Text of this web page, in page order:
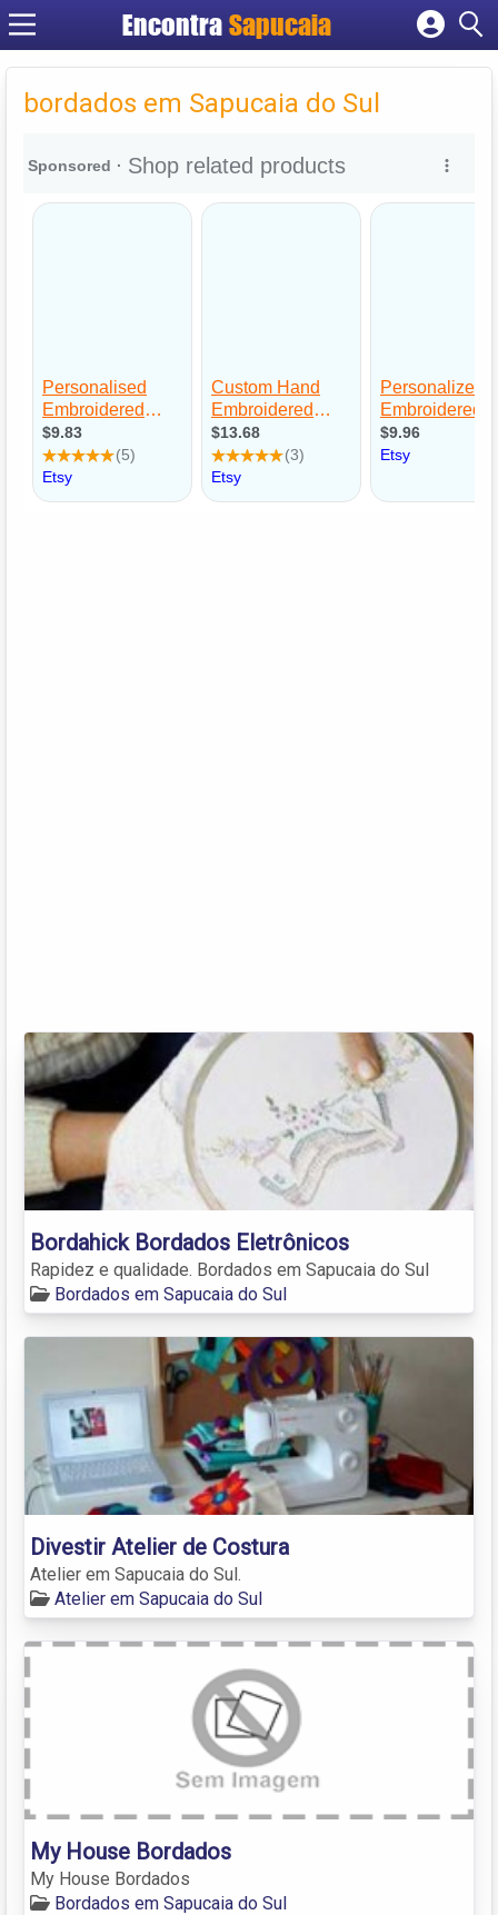
Encontra
Cadastrar empresa
Criar conta
bordados em Sapucaia do Sul
Bordahick Bordados Eletrônicos
Rapidez e qualidade. Bordados em Sapucaia do Sul
Bordados em Sapucaia do Sul
Divestir Atelier de Costura
Atelier em Sapucaia do Sul.
Atelier em Sapucaia do Sul
My House Bordados
My House Bordados
Bordados em Sapucaia do Sul